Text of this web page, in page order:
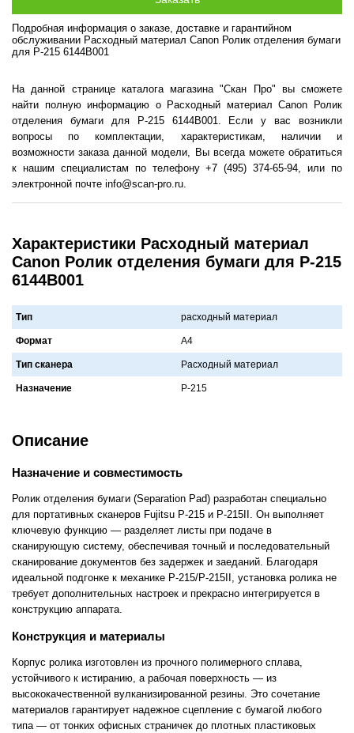
Подробная информация о заказе, доставке и гарантийном
обслуживании Расходный материал Canon Ролик отделения бумаги
для P-215 6144B001
На данной странице каталога магазина "Скан Про" вы сможете
найти полную информацию о Расходный материал Canon Ролик
отделения бумаги для P-215 6144B001. Если у вас возникли
вопросы по комплектации, характеристикам, наличии и
возможности заказа данной модели, Вы всегда можете обратиться
к нашим специалистам по телефону +7 (495) 374-65-94, или по
электронной почте info@scan-pro.ru.
Характеристики Расходный материал
Canon Ролик отделения бумаги для P-215
6144B001
Тип расходный материал
Формат A4
Тип сканера Рaсходный мaтериaл
Назначение P-215
Описание
Назначение и совместимость
Ролик отделения бумаги (Separation Pad) разработан специально
для портативных сканеров Fujitsu P-215 и P-215II. Он выполняет
ключевую функцию — разделяет листы при подаче в
сканирующую систему, обеспечивая точный и последовательный
сканирование документов без задержек и заеданий. Благодаря
идеальной подгонке к механике P-215/P-215II, установка ролика не
требует дополнительных настроек и прекрасно интегрируется в
конструкцию аппарата.
Конструкция и материалы
Корпус ролика изготовлен из прочного полимерного сплава,
устойчивого к истиранию, а рабочая поверхность — из
высококачественной вулканизированной резины. Это сочетание
материалов гарантирует надежное сцепление с бумагой любого
типа — от тонких офисных страничек до плотных пластиковых